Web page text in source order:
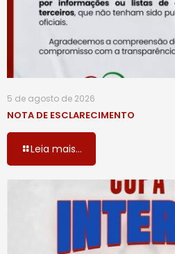
5 de agosto de 2026
NOTA DE ESCLARECIMENTO
Leia mais...